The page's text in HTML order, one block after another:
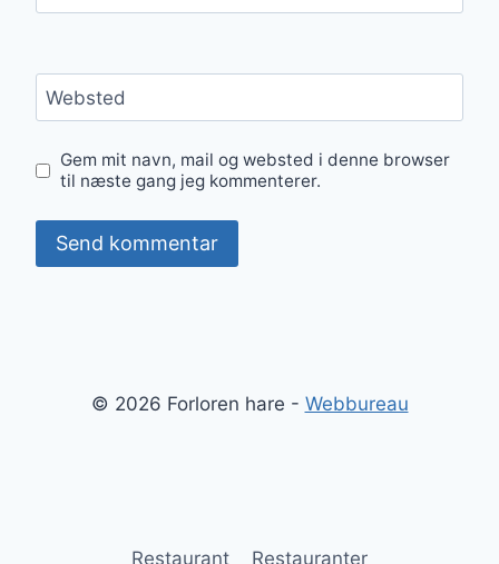
Websted
Gem mit navn, mail og websted i denne browser
til næste gang jeg kommenterer.
© 2026 Forloren hare - Webbureau
Restaurant Restauranter